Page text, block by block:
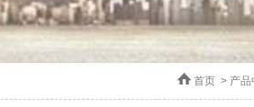
首页 > 产品